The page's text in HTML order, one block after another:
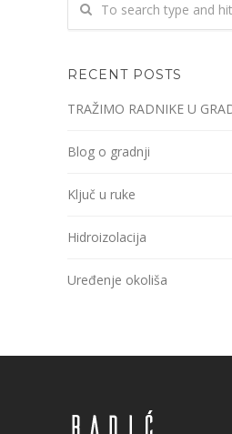
RECENT POSTS
TRAŽIMO RADNIKE U
Blog o gradnji
Ključ u ruke
Hidroizolacija
Uređenje okoliša